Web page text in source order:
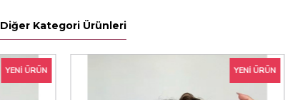
Diğer Kategori Ürünleri
YENI ÜRÜN YENI ÜRÜN